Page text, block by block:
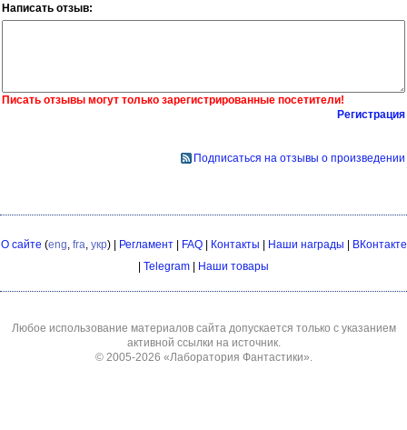
Написать отзыв:
Писать отзывы могут только зарегистрированные посетители!
Регистрация
Подписаться на отзывы о произведении
О сайте (eng fra укр) | Регламент| FAQ| Контакты | Наши награды | ВКонтакте
| Telegram | Наши товары
Любое использование материалов сайта допускается только с указанием
активной ссылки на источник.
© 2005-2026 «Лаборатория Фантастики»